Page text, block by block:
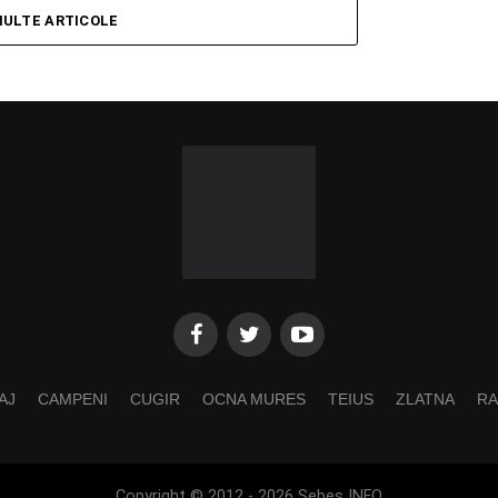
ARTICOLE
CAMPENI CUGIR OCNA MURES TEIUS ZLATNA